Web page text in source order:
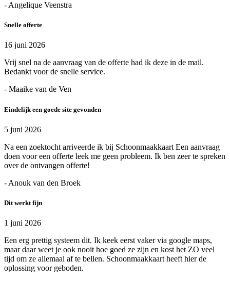
- Angelique Veenstra
Snelle offerte
16 juni 2026
Vrij snel na de aanvraag van de offerte had ik deze in de mail.
Bedankt voor de snelle service.
- Maaike van de Ven
Eindelijk een goede site gevonden
5 juni 2026
Na een zoektocht arriveerde ik bij Schoonmaakkaart Een aanvraag
doen voor een offerte leek me geen probleem. Ik ben zeer te spreken
over de ontvangen offerte!
- Anouk van den Broek
Dit werkt fijn
1 juni 2026
Een erg prettig systeem dit. Ik keek eerst vaker via google maps,
maar daar weet je ook nooit hoe goed ze zijn en kost het ZO veel
tijd om ze allemaal af te bellen. Schoonmaakkaart heeft hier de
oplossing voor geboden.